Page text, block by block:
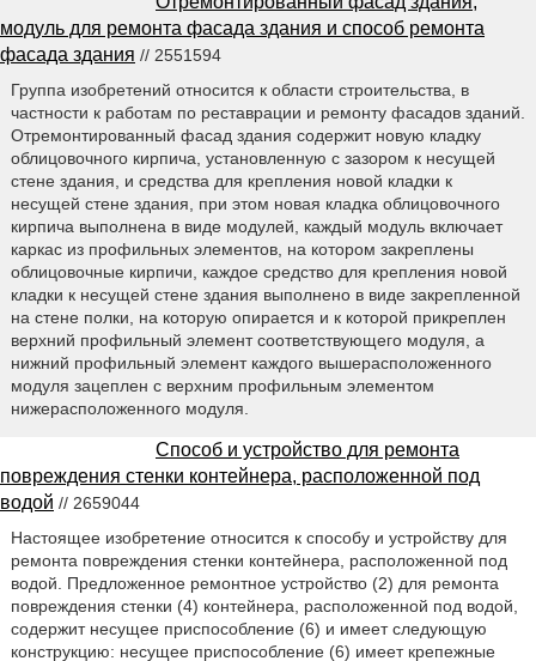
модуль для ремонта фасада здания и способ ремонта
фасада здания // 2551594
Группа изобретений относится к области строительства, в
частности к работам по реставрации и ремонту фасадов зданий.
Отремонтированный фасад здания содержит новую кладку
облицовочного кирпича, установленную с зазором к несущей
стене здания, и средства для крепления новой кладки к
несущей стене здания, при этом новая кладка облицовочного
кирпича выполнена в виде модулей, каждый модуль включает
каркас из профильных элементов, на котором закреплены
облицовочные кирпичи, каждое средство для крепления новой
кладки к несущей стене здания выполнено в виде закрепленной
на стене полки, на которую опирается и к которой прикреплен
верхний профильный элемент соответствующего модуля, а
нижний профильный элемент каждого вышерасположенного
модуля зацеплен с верхним профильным элементом
нижерасположенного модуля.
Способ и устройство для ремонта
повреждения стенки контейнера, расположенной под
водой // 2659044
Настоящее изобретение относится к способу и устройству для
ремонта повреждения стенки контейнера, расположенной под
водой. Предложенное ремонтное устройство (2) для ремонта
повреждения стенки (4) контейнера, расположенной под водой,
содержит несущее приспособление (6) и имеет следующую
конструкцию: несущее приспособление (6) имеет крепежные